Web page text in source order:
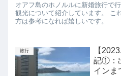
オアフ島のホノルルに新婚旅行で
観光について紹介しています。 こ
方は参考になれば嬉しいです。
旅行
【
記①：
インま